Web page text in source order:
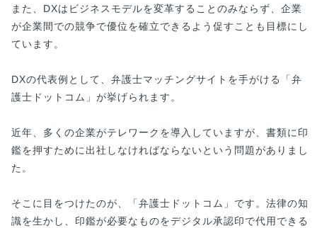
また、DXはビジネスモデルを変革することのみならず、企業
が企業間での競争で優位を確立できるよう促すことも目標にし
ています。
DXの代表例として、弁護士マッチングサイトを手がける「弁
護士ドットコム」が挙げられます。
近年、多くの企業がテレワークを導入していますが、書類に印
鑑を押すために出社しなければならないという問題がありまし
た。
そこに目をつけたのが、「弁護士ドットコム」です。法律の知
識を生かし、印鑑が必要なものをデジタル承認印で代用できる